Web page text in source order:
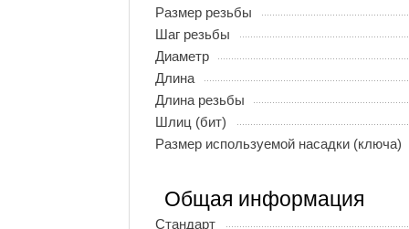
Размер резьбы
Шаг резьбы
Диаметр
Длина
Длина резьбы
Шлиц (бит)
Размер используемой насадки (ключа)
Общая информация
Стандарт